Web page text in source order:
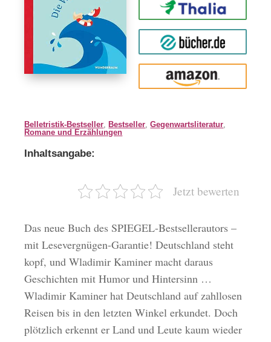
Thalia
buecher.de
Amazon
Belletristik-Bestseller, Bestseller,Gegenwartsliteratur,
Romane und Erzählungen
Inhaltsangabe:
Jetzt bewerten
Das neue Buch des SPIEGEL-Bestsellerautors –
mit Lesevergnügen-Garantie! Deutschland steht
kopf, und Wladimir Kaminer macht daraus
Geschichten mit Humor und Hintersinn …
Wladimir Kaminer hat Deutschland auf zahllosen
Reisen bis in den letzten Winkel erkundet. Doch
plötzlich erkennt er Land und Leute kaum wieder